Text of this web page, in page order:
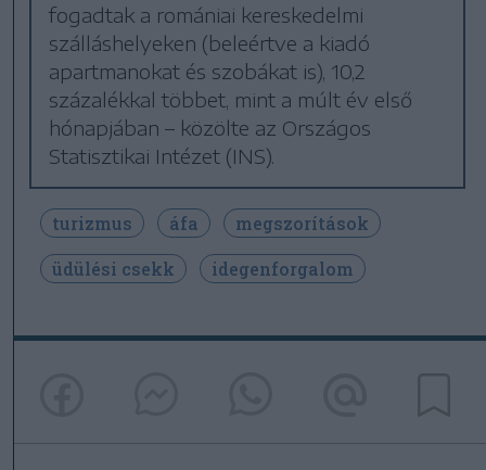
fogadtak a romániai kereskedelmi
szálláshelyeken (beleértve a kiadó
apartmanokat és szobákat is), 10,2
százalékkal többet, mint a múlt év első
hónapjában – közölte az Országos
Statisztikai Intézet (INS).
turizmus áfa
megszorítások
üdülési csekk
idegenforgalom